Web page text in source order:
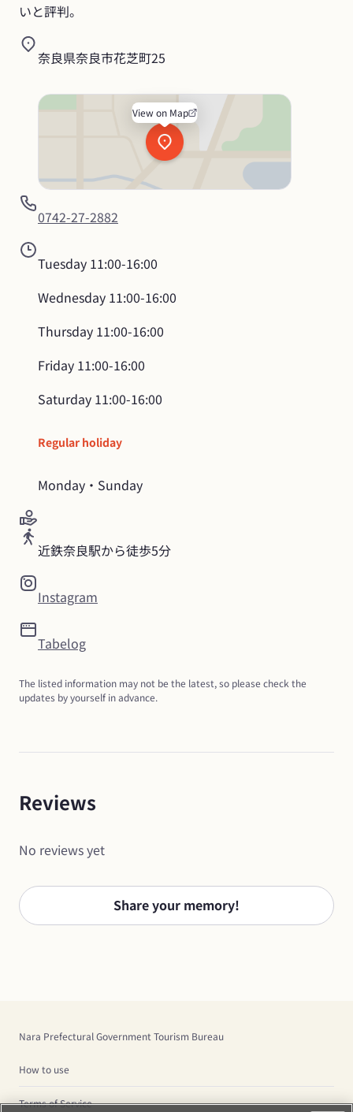
いと評判。
奈良県奈良市花芝町25
View on Map
0742-27-2882
Tuesday 11:00-16:00
Wednesday 11:00-16:00
Thursday 11:00-16:00
Friday 11:00-16:00
Saturday 11:00-16:00
Regular holiday
Monday・Sunday
近鉄奈良駅から徒歩5分
Instagram
Tabelog
The listed information may not be the latest, so please check the
updates by yourself in advance.
Reviews
No reviews yet
Share your memory!
Nara Prefectural Government Tourism Bureau
How to use
Terms of Service